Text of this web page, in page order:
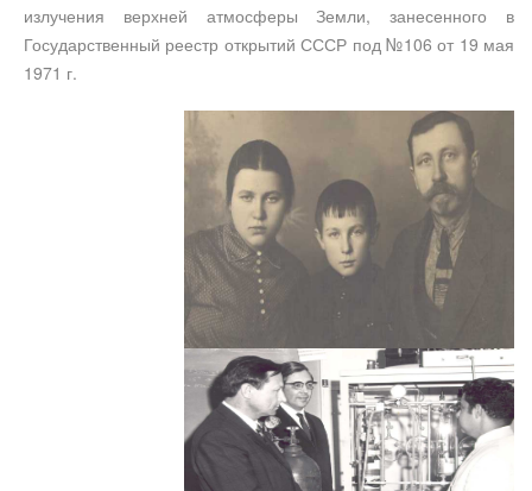
излучения верхней атмосферы Земли, занесенного в
Государственный реестр открытий СССР под №106 от 19 мая
1971 г.